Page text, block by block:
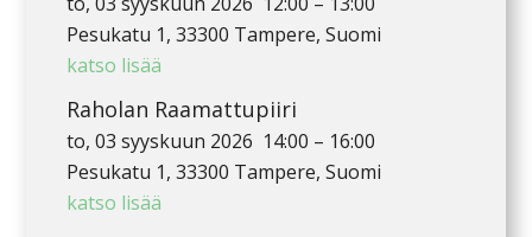
Pesukatu 1, 33300 Tampere, Suomi
katso lisää
Raholan Raamattupiiri
to, 03 syyskuun 2026 14:00 – 16:00
Pesukatu 1, 33300 Tampere, Suomi
katso lisää